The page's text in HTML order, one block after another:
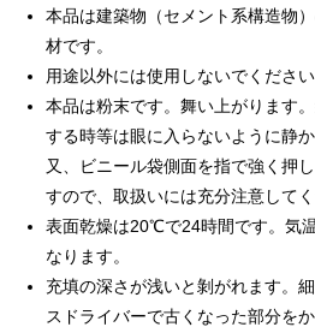
本品は建築物（セメント系構造物
材です。
用途以外には使用しないでください
本品は粉末です。舞い上がります
する時等は眼に入らないように静
又、ビニール袋側面を指で強く押
すので、取扱いには充分注意してく
表面乾燥は20℃で24時間です。気
なります。
充填の深さが浅いと剝がれます。
スドライバーで古くなった部分を